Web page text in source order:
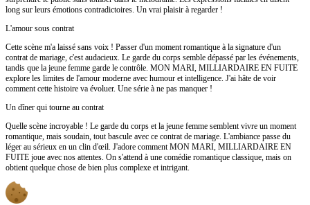
long sur leurs émotions contradictoires. Un vrai plaisir à regarder !
L'amour sous contrat
Cette scène m'a laissé sans voix ! Passer d'un moment romantique à la signature d'un
contrat de mariage, c'est audacieux. Le garde du corps semble dépassé par les événements,
tandis que la jeune femme garde le contrôle. MON MARI, MILLIARDAIRE EN FUITE
explore les limites de l'amour moderne avec humour et intelligence. J'ai hâte de voir
comment cette histoire va évoluer. Une série à ne pas manquer !
Un dîner qui tourne au contrat
Quelle scène incroyable ! Le garde du corps et la jeune femme semblent vivre un moment
romantique, mais soudain, tout bascule avec ce contrat de mariage. L'ambiance passe du
léger au sérieux en un clin d'œil. J'adore comment MON MARI, MILLIARDAIRE EN
FUITE joue avec nos attentes. On s'attend à une comédie romantique classique, mais on
obtient quelque chose de bien plus complexe et intrigant.